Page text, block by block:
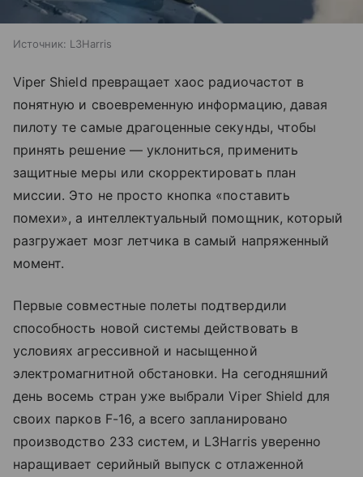
Источник: L3Harris
Viper Shield превращает хаос радиочастот в
понятную и своевременную информацию, давая
пилоту те самые драгоценные секунды, чтобы
принять решение — уклониться, применить
защитные меры или скорректировать план
миссии. Это не просто кнопка «поставить
помехи», а интеллектуальный помощник, который
разгружает мозг летчика в самый напряженный
момент.
Первые совместные полеты подтвердили
способность новой системы действовать в
условиях агрессивной и насыщенной
электромагнитной обстановки. На сегодняшний
день восемь стран уже выбрали Viper Shield для
своих парков F-16, а всего запланировано
производство 233 систем, и L3Harris уверенно
наращивает серийный выпуск с отлаженной